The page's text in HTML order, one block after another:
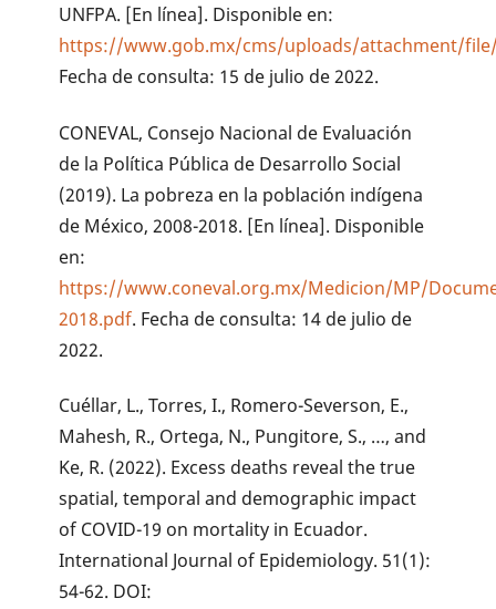
UNFPA. [En línea]. Disponible en:
https://www.gob.mx/cms/uploads/attachment/file/
Fecha de consulta: 15 de julio de 2022.
CONEVAL, Consejo Nacional de Evaluación
de la Política Pública de Desarrollo Social
(2019). La pobreza en la población indígena
de México, 2008-2018. [En línea]. Disponible
en:
https://www.coneval.org.mx/Medicion/MP/
2018.pdf. Fecha de consulta: 14 de julio de
2022.
Cuéllar, L., Torres, I., Romero-Severson, E.,
Mahesh, R., Ortega, N., Pungitore, S., …, and
Ke, R. (2022). Excess deaths reveal the true
spatial, temporal and demographic impact
of COVID-19 on mortality in Ecuador.
International Journal of Epidemiology. 51(1):
54-62. DOI: